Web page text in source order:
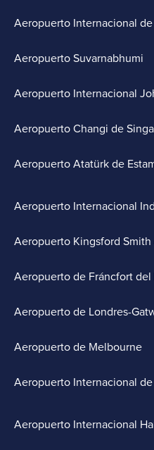
Aeropuerto Internacional
Aeropuerto Suvarnabhumi
Aeropuerto Internacional
Aeropuerto Changi de
Aeropuerto Atatürk de
Aeropuerto Internacional
Aeropuerto Kingsford
Aeropuerto de Fráncfort del
Aeropuerto de Londres-
Aeropuerto de Melbourne
Aeropuerto Internacional
Aeropuerto Internacional